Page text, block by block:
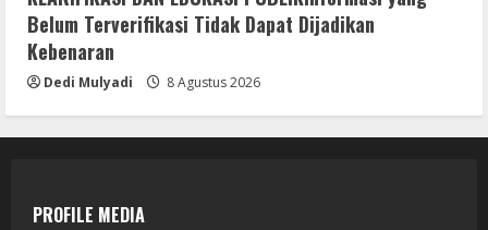
Belum Terverifikasi Tidak Dapat Dijadikan
Kebenaran
Dedi Mulyadi 8 Agustus 2026
PROFILE MEDIA